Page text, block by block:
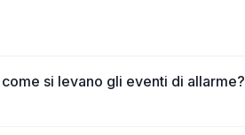
si levano gli eventi di allarme?